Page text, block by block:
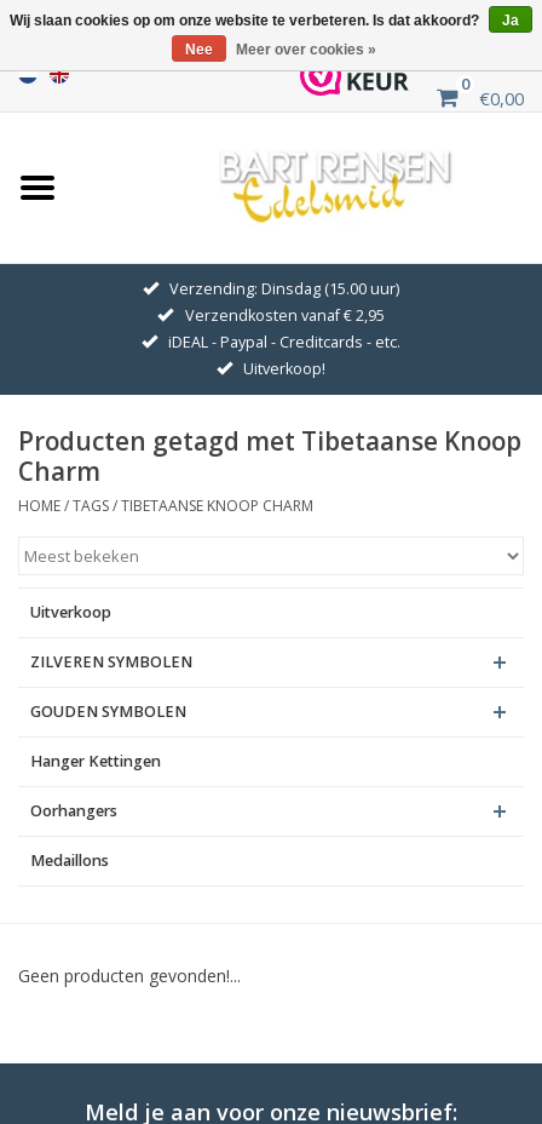
0
€0,00
Home
Uitverkoop
GOUDEN SYMBOLEN
Hanger Kettingen
Oorhangers
Verzending: Dinsdag (15.00 uur)
Verzendkosten vanaf € 2,95
iDEAL - Paypal - Creditcards - etc.
Uitverkoop!
Producten getagd met Tibetaanse Knoop
Charm
HOME/TAGS/TIBETAANSE KNOOP CHARM
Uitverkoop
ZILVEREN SYMBOLEN
GOUDEN SYMBOLEN
Hanger Kettingen
Oorhangers
Medaillons
Geen producten gevonden!...
Meld je aan voor onze nieuwsbrief:
Wij slaan cookies op om onze website te verbeteren. Is dat akkoord?
Ja
Nee
Meer over cookies »